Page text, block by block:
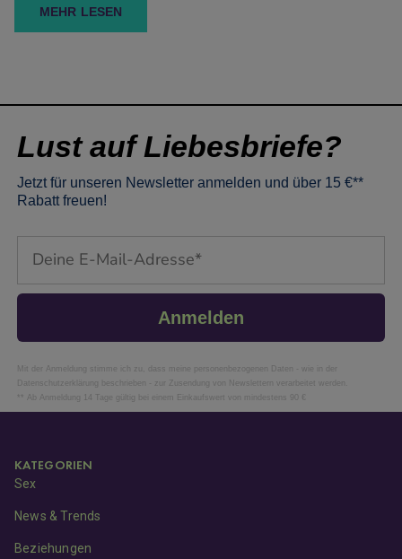
MEHR LESEN
Lust auf Liebesbriefe?
Jetzt für unseren Newsletter anmelden und über 15 €**
Rabatt freuen!
Anmelden
Mit der Anmeldung stimme ich zu, dass meine personenbezogenen Daten - wie in der
Datenschutzerklärung beschrieben - zur Zusendung von Newslettern verarbeitet werden.
** Ab Anmeldung 14 Tage gültig bei einem Einkaufswert von mindestens 90 €
KATEGORIEN
Sex
News & Trends
Beziehungen